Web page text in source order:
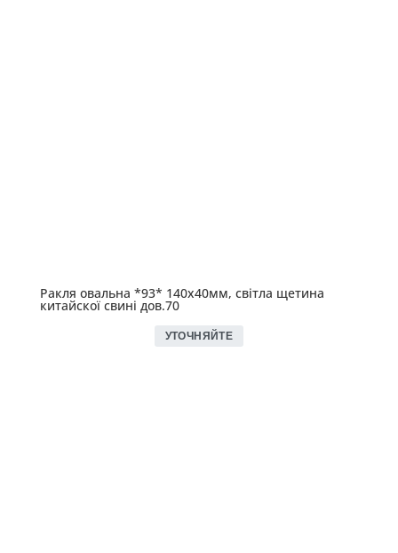
Ракля овальна *93* 140х40мм, світла щетина
китайскої свині дов.70
УТОЧНЯЙТЕ